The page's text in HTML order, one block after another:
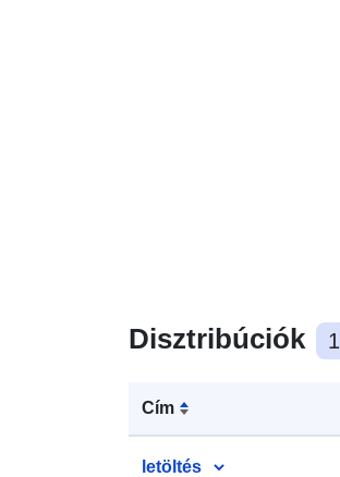
Disztribúciók 1
Cím
letöltés